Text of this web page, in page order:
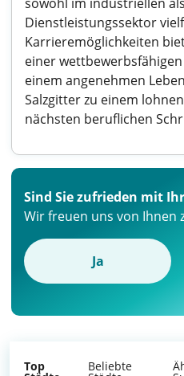
Dienstleistungssektor
Karrieremöglichkeiten
einer
einem angenehmen
Salzgitter zu einem
nächsten beruflichen
Sind Sie zufrieden mit
Wir freuen uns von Ihnen
Ja
Top Beliebte